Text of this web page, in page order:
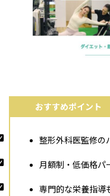
おすすめポイント
整形外科医監修の
月額制・低価格パ
専門的な栄養指導